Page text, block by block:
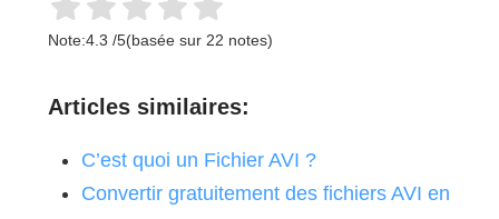
Note:4.3 /5(basée sur 22 notes)
Articles similaires:
C’est quoi un Fichier AVI ?
Convertir gratuitement des fichiers AVI en